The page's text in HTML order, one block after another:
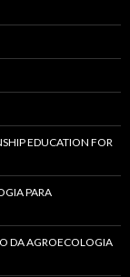
EDUCATION FOR
PARA
DA AGROECOLOGIA